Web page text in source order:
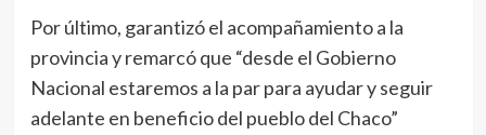
Por último, garantizó el acompañamiento a la
provincia y remarcó que “desde el Gobierno
Nacional estaremos a la par para ayudar y seguir
adelante en beneficio del pueblo del Chaco”